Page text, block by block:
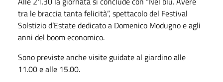
tra le braccia tanta felicità”, spettacolo del Festival
Solstizio d’Estate dedicato a Domenico Modugno e agli
anni del boom economico.
Sono previste anche visite guidate al giardino alle
11.00 e alle 15.00.